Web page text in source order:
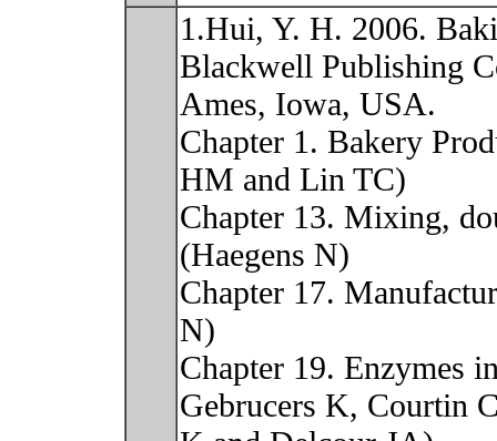
1.Hui, Y. H. 2006.
Blackwell Publishing
Ames, Iowa, USA.
Chapter 1. Bakery
HM and Lin TC)
Chapter 13. Mixing,
(Haegens N)
Chapter 17.
N)
Chapter 19. Enzymes
Gebrucers K, Courtin